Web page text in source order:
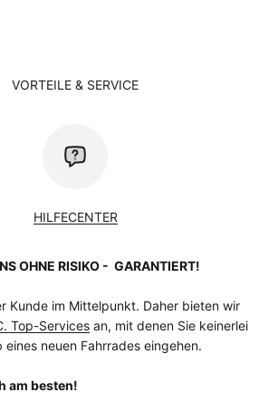
VORTEILE & SERVICE
HILFECENTER
OHNE RISIKO - GARANTIERT!
Kunde im Mittelpunkt. Daher bieten wir
Top-Services an, mit denen Sie keinerlei
eines neuen Fahrrades eingehen.
am besten!